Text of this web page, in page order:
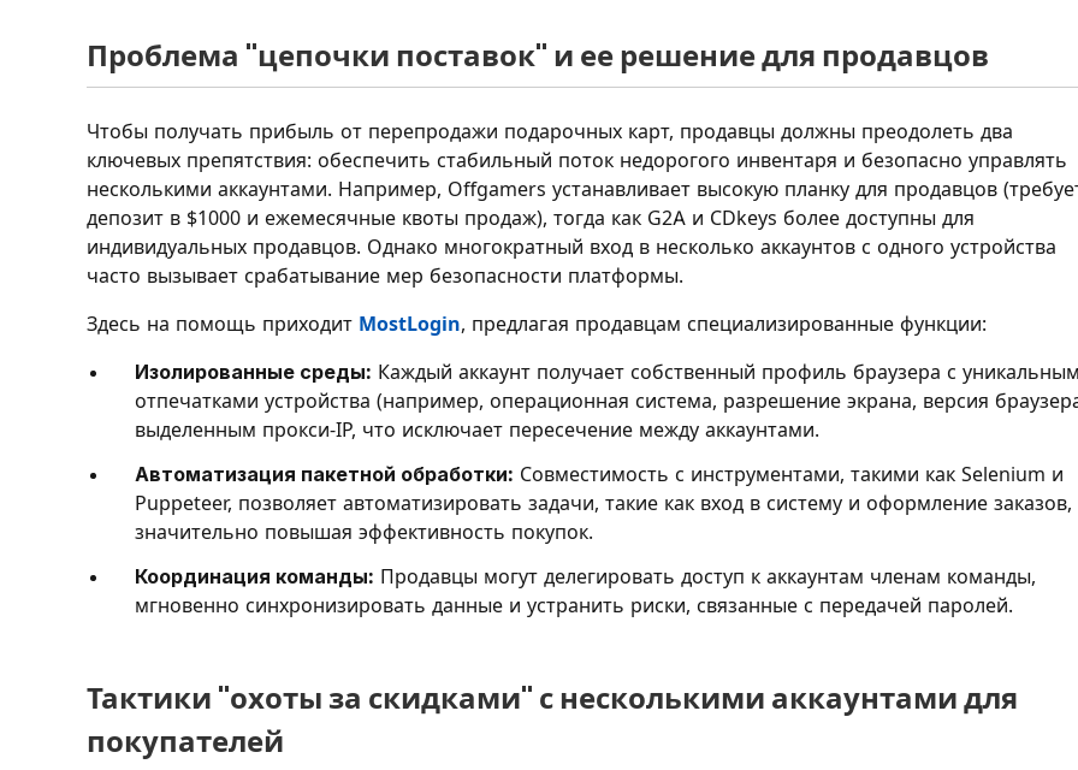
Проблема "цепочки поставок" и ее решение для продавцов
Чтобы получать прибыль от перепродажи подарочных карт, продавцы должны преодолеть два
ключевых препятствия: обеспечить стабильный поток недорогого инвентаря и безопасно управлять
несколькими аккаунтами. Например, Offgamers устанавливает высокую планку для продавцов
депозит в $1000 и ежемесячные квоты продаж), тогда как G2A и CDkeys более доступны для
индивидуальных продавцов. Однако многократный вход в несколько аккаунтов с одного устройства
часто вызывает срабатывание мер безопасности платформы.
Здесь на помощь приходит MostLogin, предлагая продавцам специализированные функции:
Изолированные среды: Каждый аккаунт получает собственный профиль браузера с
отпечатками устройства (например, операционная система, разрешение экрана, версия
выделенным прокси-IP, что исключает пересечение между аккаунтами.
Автоматизация пакетной обработки: Совместимость с инструментами, такими как Selenium и
Puppeteer, позволяет автоматизировать задачи, такие как вход в систему и оформление заказов,
значительно повышая эффективность покупок.
Координация команды: Продавцы могут делегировать доступ к аккаунтам членам команды,
мгновенно синхронизировать данные и устранить риски, связанные с передачей паролей.
Тактики "охоты за скидками" с несколькими аккаунтами для
покупателей